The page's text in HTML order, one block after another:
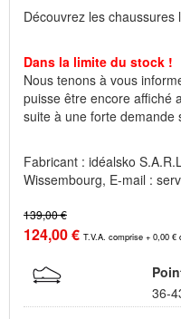
Découvrez les
Dans la limite du stock !
Nous tenons à vous
puisse être encore affiché
suite à une forte demande
Fabricant : idéalsko
Wissembourg, E-mail :
139,00 €
124,00 € T.V.A. comprise + 0,00
36-